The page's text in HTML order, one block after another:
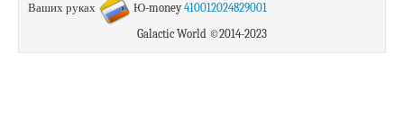
Ваших руках
Ю-money410012024829001
Galactic World ©2014-2023